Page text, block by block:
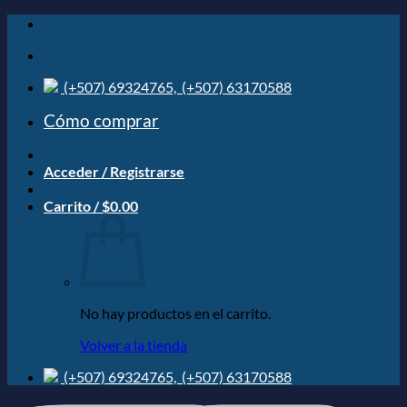
Saltar
contenido
(+507) 69324765, (+507) 63170588
Cómo comprar
Acceder / Registrarse
Carrito /$0.00
No hay productos en el carrito.
Volver a la tienda
(+507) 69324765, (+507) 63170588